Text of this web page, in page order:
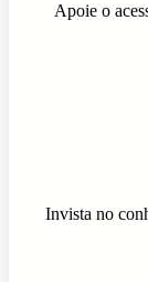
Apoie o
Invista no